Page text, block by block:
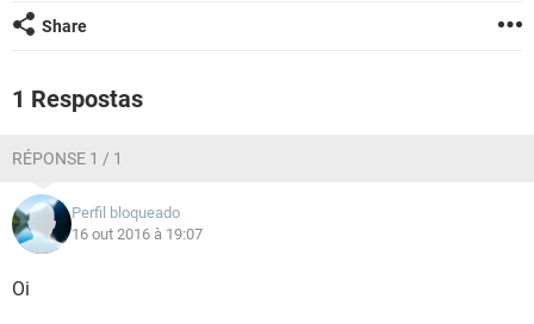
GUIA DE COMPRAS
Share
1 Respostas
RÉPONSE 1 / 1
Perfil bloqueado
16 out 2016 à 19:07
Oi